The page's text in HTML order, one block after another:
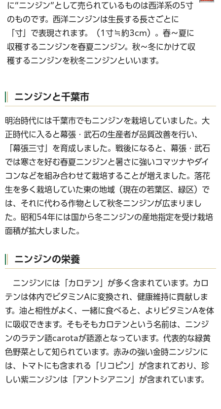
に“ニンジン”として売られているものは西洋系の5寸
のものです。西洋ニンジンは生長する長さごとに
「寸」で表現されます。（1寸≒約3cm）。春～夏に
収穫するニンジンを春夏ニンジン。秋～冬にかけて収
穫するニンジンを秋冬ニンジンといいます。
ニンジンと千葉市
明治時代には千葉市でもニンジンを栽培していました。大
正時代に入ると幕張・武石の生産者が品質改善を行い、
「幕張三寸」を育成しました。戦後になると、幕張・武石
では寒さを好む春夏ニンジンと暑さに強いコマツナやダイ
コンなどを組み合わせて栽培することが増えました。落花
生を多く栽培していた東の地域（現在の若葉区、緑区）で
は、それに代わる作物として秋冬ニンジンが広まりまし
た。昭和54年には国から冬ニンジンの産地指定を受け栽培
面積が拡大しました。
ニンジンの栄養
ニンジンには「カロテン」が多く含まれています。カロ
テンは体内でビタミンAに変換され、健康維持に貢献しま
す。油と相性がよく、一緒に食べると、よりビタミンAを体
に吸収できます。そもそもカロテンという名前は、ニンジ
ンのラテン語carotaが語源となっています。代表的な緑黄
色野菜として知られています。赤みの強い金時ニンジンに
は、トマトにも含まれる「リコピン」が含まれており、珍
しい紫ニンジンは「アントシアニン」が含まれています。